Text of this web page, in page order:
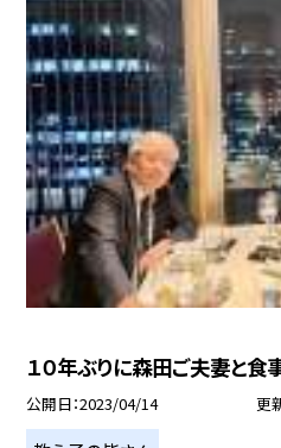
１０年ぶりに森田ご夫妻と食
公開日 2023/04/14 更